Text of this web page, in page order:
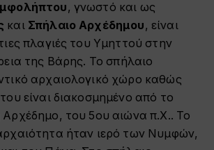
, γνωστό και ως
και Σπήλαιο Αρχέδημου, είναι
πλαγιές του Υμηττού στην
της Βάρης. Το σπήλαιο
αρχαιολογικό χώρο καθώς
είναι διακοσμημένο από το
του 5ου αιώνα π.Χ.. Το
ήταν ιερό των Νυμφών,